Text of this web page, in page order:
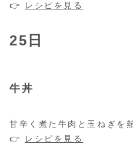
👉
レシピを見る
25日
牛丼
甘辛く煮た牛肉と玉ねぎを
👉
レシピを見る